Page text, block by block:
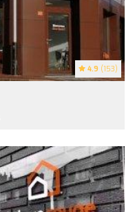
4.9 (153)